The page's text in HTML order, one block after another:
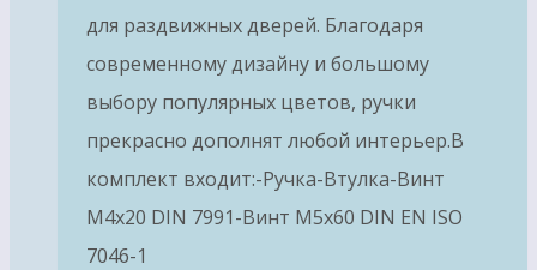
для раздвижных дверей. Благодаря
современному дизайну и большому
выбору популярных цветов, ручки
прекрасно дополнят любой интерьер.В
комплект входит:-Ручка-Втулка-Винт
М4х20 DIN 7991-Винт М5х60 DIN EN ISO
7046-1